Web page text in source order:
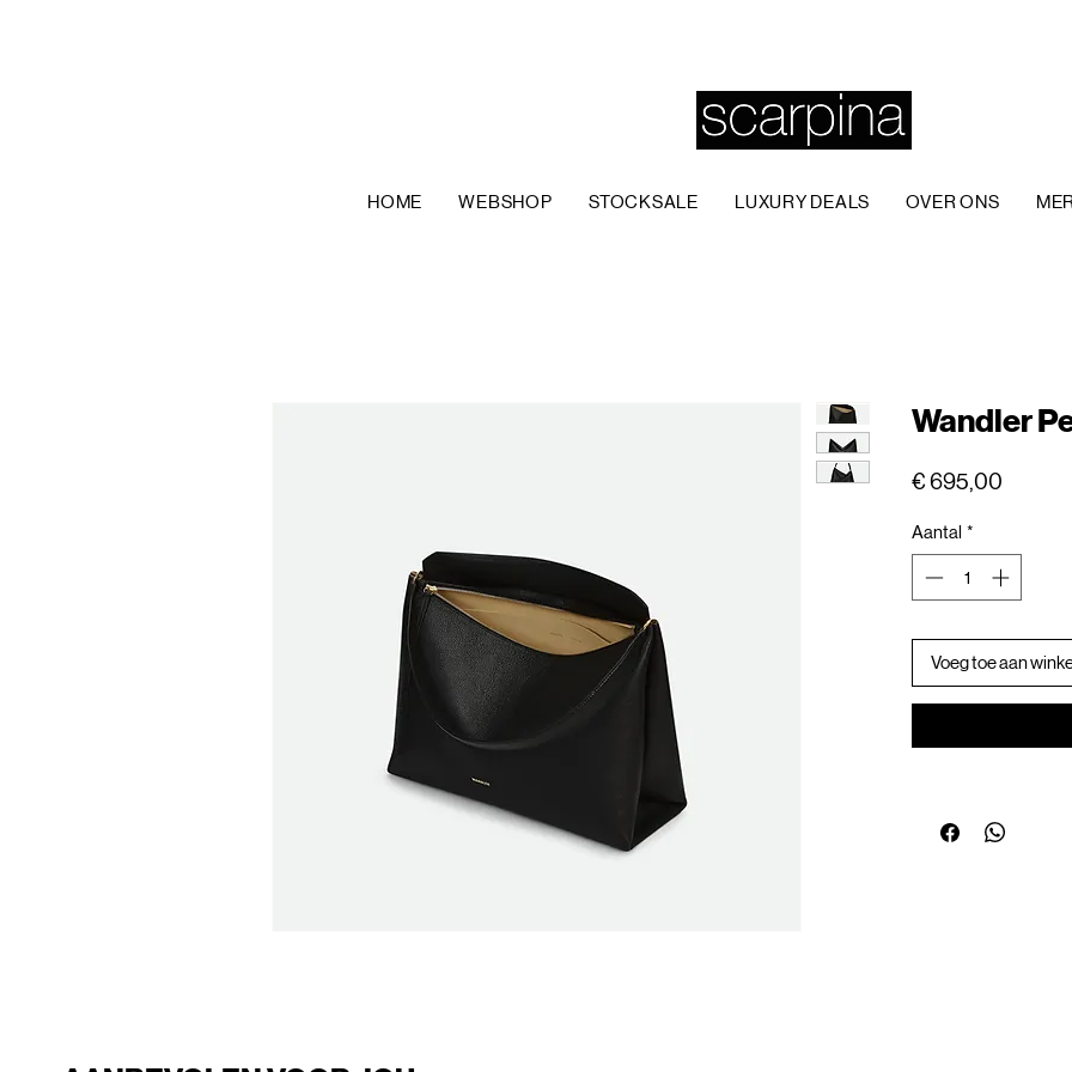
HOME WEBSHOP STOCKSALE LUXURY DEALS OVER ONS
Wandler
€ 695,00
Aantal *
Voeg toe aan